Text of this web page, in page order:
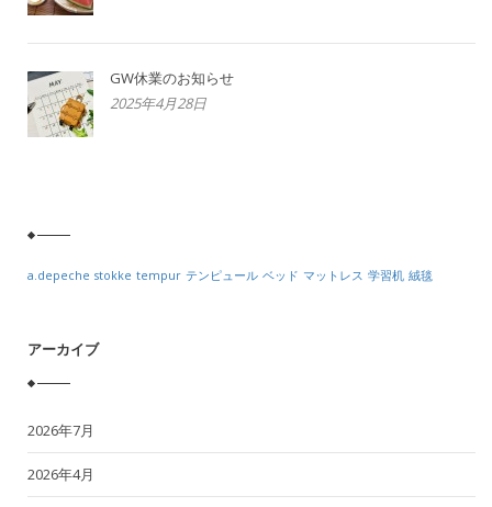
GW休業のお知らせ
2025年4月28日
a.depeche stokke tempur テンピュール ベッド マットレス 学習机 絨毯
アーカイブ
2026年7月
2026年4月